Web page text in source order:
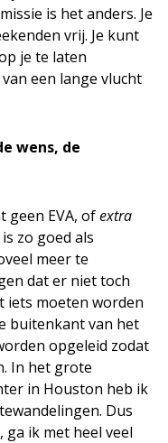
is het anders. Je
vrij. Je kunt
je te laten
een lange vlucht
wens, de
geen EVA, ofextra
zo goed als
meer te
dat er niet toch
iets moeten worden
buitenkant van het
opgeleid zodat
In het grote
in Houston heb ik
Dus
ga ik met heel veel